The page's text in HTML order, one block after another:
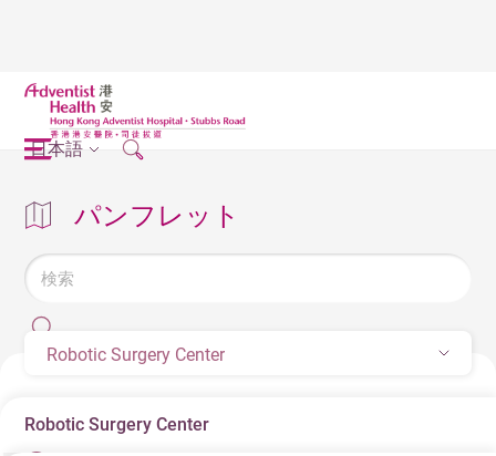
日本語
パンフレット
Robotic Surgery Center
Robotic Surgery Center